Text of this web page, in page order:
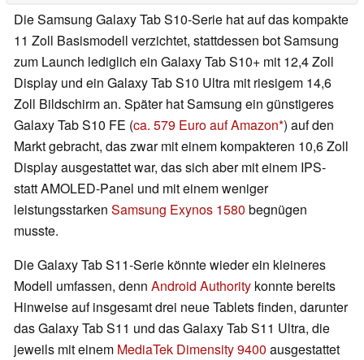
Die Samsung Galaxy Tab S10-Serie hat auf das kompakte
11 Zoll Basismodell verzichtet, stattdessen bot Samsung
zum Launch lediglich ein Galaxy Tab S10+ mit 12,4 Zoll
Display und ein Galaxy Tab S10 Ultra mit riesigem 14,6
Zoll Bildschirm an. Später hat Samsung ein günstigeres
Galaxy Tab S10 FE (ca. 579 Euro auf Amazon ) auf den
Markt gebracht, das zwar mit einem kompakteren 10,6 Zoll
Display ausgestattet war, das sich aber mit einem IPS-
statt AMOLED-Panel und mit einem weniger
leistungsstarken Samsung Exynos 1580 begnügen
musste.
Die Galaxy Tab S11-Serie könnte wieder ein kleineres
Modell umfassen, denn Android Authority konnte bereits
Hinweise auf insgesamt drei neue Tablets finden, darunter
das Galaxy Tab S11 und das Galaxy Tab S11 Ultra, die
jeweils mit einem MediaTek Dimensity 9400 ausgestattet